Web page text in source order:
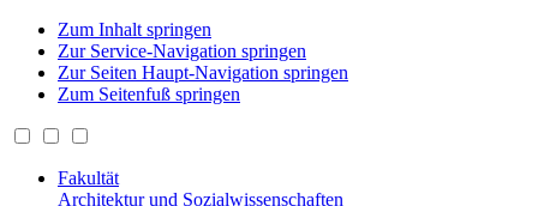
Zum Inhalt springen
Zur Service-Navigation springen
Zur Seiten Haupt-Navigation springen
Zum Seitenfuß springen
Fakultät
Architektur und Sozialwissenschaften